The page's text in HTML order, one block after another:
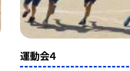
運動会４